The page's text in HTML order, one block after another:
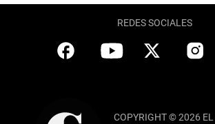
REDES SOCIALES
COPYRIGHT © 2026